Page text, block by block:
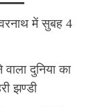
में सुबह 4
दुनिया का
झण्डी